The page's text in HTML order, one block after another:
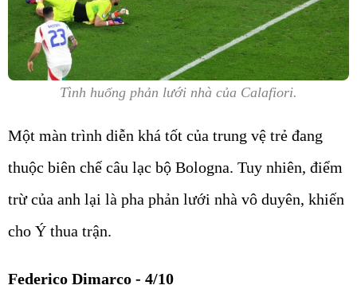
Tình huống phản lưới nhà của Calafiori.
Một màn trình diễn khá tốt của trung vệ trẻ đang
thuộc biên chế câu lạc bộ Bologna. Tuy nhiên, điểm
trừ của anh lại là pha phản lưới nhà vô duyên, khiến
cho Ý thua trận.
Federico Dimarco - 4/10